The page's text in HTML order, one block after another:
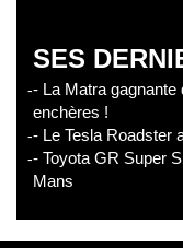
SES
- La Matra
enchères !
- Le Tesla Roadster
- Toyota GR Super
Mans